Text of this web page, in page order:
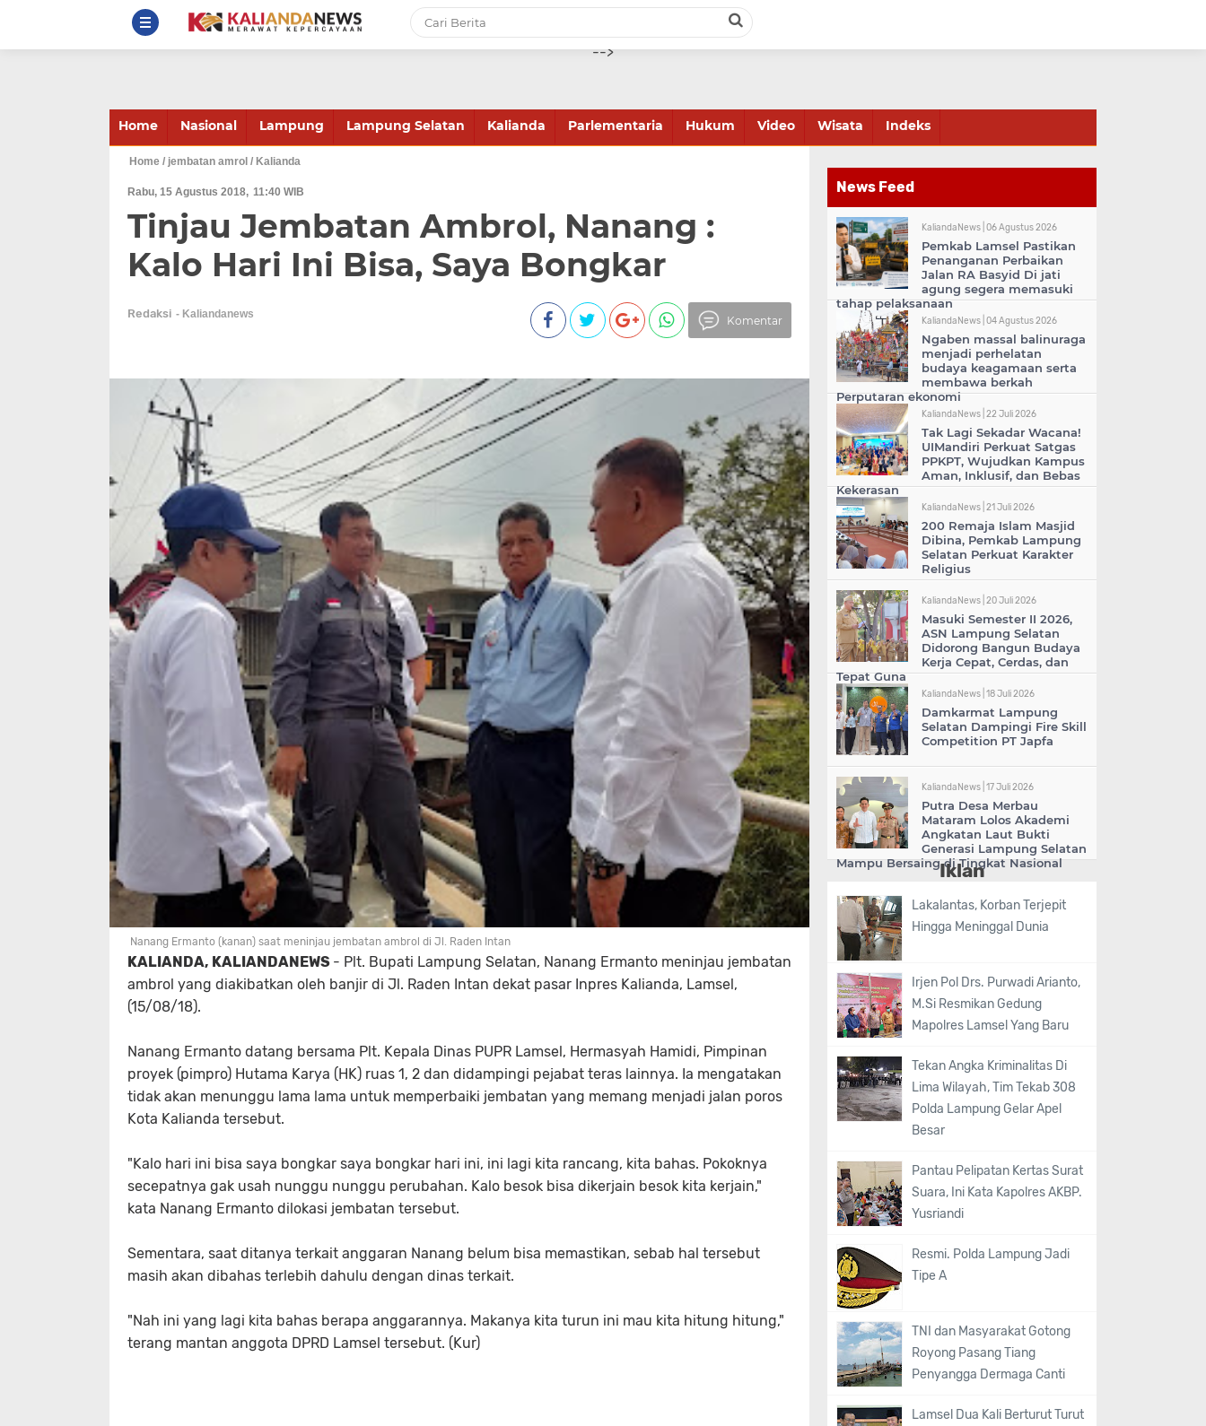
-->
Home Nasional Lampung Lampung Selatan Kalianda Parlementaria Hukum Video Wisata Indeks
Home / jembatan amrol / Kalianda
Rabu, 15 Agustus 2018 11:40 WIB
Tinjau Jembatan Ambrol, Nanang :
Kalo Hari Ini Bisa, Saya Bongkar
Redaksi
Komentar
Nanang Ermanto (kanan) saat meninjau jembatan ambrol di Jl. Raden Intan
KALIANDA, KALIANDANEWS - Plt. Bupati Lampung Selatan, Nanang Ermanto meninjau jembatan
ambrol yang diakibatkan oleh banjir di Jl. Raden Intan dekat pasar Inpres Kalianda, Lamsel,
(15/08/18).
Nanang Ermanto datang bersama Plt. Kepala Dinas PUPR Lamsel, Hermasyah Hamidi, Pimpinan
proyek (pimpro) Hutama Karya (HK) ruas 1, 2 dan didampingi pejabat teras lainnya. Ia mengatakan
tidak akan menunggu lama lama untuk memperbaiki jembatan yang memang menjadi jalan poros
Kota Kalianda tersebut.
"Kalo hari ini bisa saya bongkar saya bongkar hari ini, ini lagi kita rancang, kita bahas. Pokoknya
secepatnya gak usah nunggu nunggu perubahan. Kalo besok bisa dikerjain besok kita kerjain,"
kata Nanang Ermanto dilokasi jembatan tersebut.
Sementara, saat ditanya terkait anggaran Nanang belum bisa memastikan, sebab hal tersebut
masih akan dibahas terlebih dahulu dengan dinas terkait.
"Nah ini yang lagi kita bahas berapa anggarannya. Makanya kita turun ini mau kita hitung hitung,"
terang mantan anggota DPRD Lamsel tersebut. (Kur)
News Feed
KaliandaNews | 06 Agustus 2026
Pemkab Lamsel Pastikan
Penanganan Perbaikan
Jalan RA Basyid Di jati
agung segera memasuki
tahap pelaksanaan
KaliandaNews | 04 Agustus 2026
Ngaben massal balinuraga
menjadi perhelatan
budaya keagamaan serta
membawa berkah
Perputaran ekonomi
KaliandaNews | 22 Juli 2026
Tak Lagi Sekadar Wacana!
UIMandiri Perkuat Satgas
PPKPT, Wujudkan Kampus
Aman, Inklusif, dan Bebas
Kekerasan
KaliandaNews | 21 Juli 2026
200 Remaja Islam Masjid
Dibina, Pemkab Lampung
Selatan Perkuat Karakter
Religius
KaliandaNews | 20 Juli 2026
Masuki Semester II 2026,
ASN Lampung Selatan
Didorong Bangun Budaya
Kerja Cepat, Cerdas, dan
Tepat Guna
KaliandaNews | 18 Juli 2026
Damkarmat Lampung
Selatan Dampingi Fire Skill
Competition PT Japfa
KaliandaNews | 17 Juli 2026
Putra Desa Merbau
Mataram Lolos Akademi
Angkatan Laut Bukti
Generasi Lampung Selatan
Mampu Bersaing di Tingkat Nasional
Iklan
Lakalantas, Korban Terjepit
Hingga Meninggal Dunia
Irjen Pol Drs. Purwadi Arianto,
M.Si Resmikan Gedung
Mapolres Lamsel Yang Baru
Tekan Angka Kriminalitas Di
Lima Wilayah, Tim Tekab 308
Polda Lampung Gelar Apel
Besar
Pantau Pelipatan Kertas Surat
Suara, Ini Kata Kapolres AKBP.
Yusriandi
Resmi. Polda Lampung Jadi
Tipe A
TNI dan Masyarakat Gotong
Royong Pasang Tiang
Penyangga Dermaga Canti
Lamsel Dua Kali Berturut Turut